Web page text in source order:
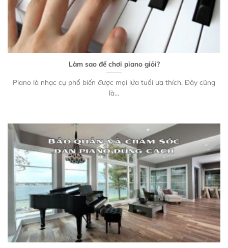
Làm sao để chơi piano giỏi?
Piano là nhạc cụ phổ biến được mọi lứa tuổi ưa thích. Đây cũng
là...